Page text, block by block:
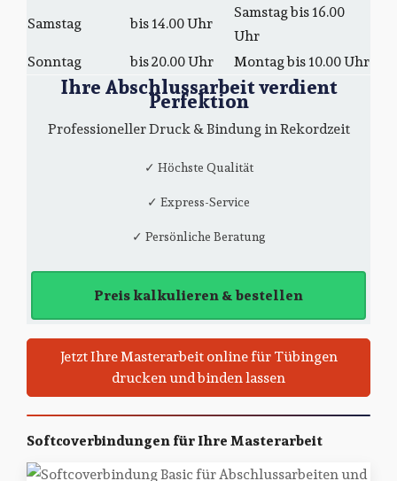
Samstag
bis 14.00 Uhr
Samstag bis 16.00
Uhr
Sonntag
bis 20.00 Uhr Montag bis 10.00 Uhr
Ihre Abschlussarbeit verdient
Perfektion
Professioneller Druck & Bindung in Rekordzeit
✓ Höchste Qualität
✓ Express-Service
✓ Persönliche Beratung
Preis kalkulieren & bestellen
Jetzt Ihre Masterarbeit online für Tübingen
drucken und binden lassen
Softcoverbindungen für Ihre Masterarbeit